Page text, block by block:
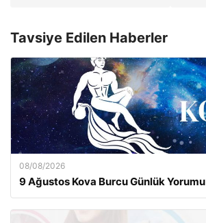
Tavsiye Edilen Haberler
08/08/2026
9 Ağustos Kova Burcu Günlük Yorumu